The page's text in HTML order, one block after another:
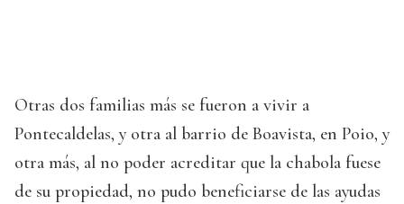
Otras dos familias más se fueron a vivir a
Pontecaldelas, y otra al barrio de Boavista, en Poio, y
otra más, al no poder acreditar que la chabola fuese
de su propiedad, no pudo beneficiarse de las ayudas